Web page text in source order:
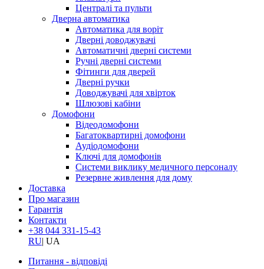
Централі та пульти
Дверна автоматика
Автоматика для воріт
Дверні доводжувачі
Автоматичні дверні системи
Ручні дверні системи
Фітинги для дверей
Дверні ручки
Доводжувачі для хвірток
Шлюзові кабіни
Домофони
Відеодомофони
Багатоквартирні домофони
Аудіодомофони
Ключі для домофонів
Системи виклику медичного персоналу
Резервне живлення для дому
Доставка
Про магазин
Гарантія
Контакти
+38 044 331-15-43
RU| UA
Питання - відповіді